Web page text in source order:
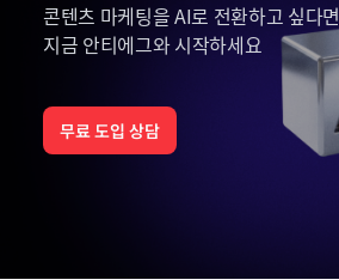
콘텐츠 마케팅을 AI로 전환하고 싶다면
지금 안티에그와 시작하세요
무료 도입 상담